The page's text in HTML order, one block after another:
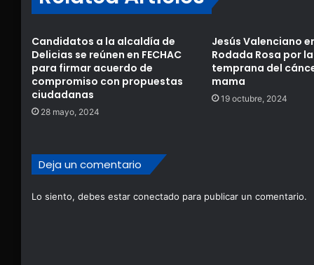
Candidatos a la alcaldía de
Delicias se reúnen en FECHAC
para firmar acuerdo de
compromiso con propuestas
ciudadanas
28 mayo, 2024
Jesús Valenciano
Rodada Rosa por
temprana del
mama
19 octubre, 2024
Deja un comentario
Lo siento, debes estar conectado para publicar un comentario.